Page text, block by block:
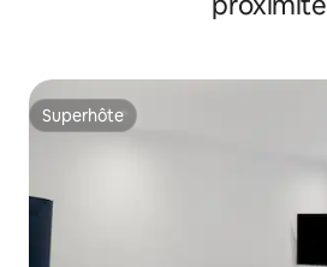
Superhôte
Superhôte